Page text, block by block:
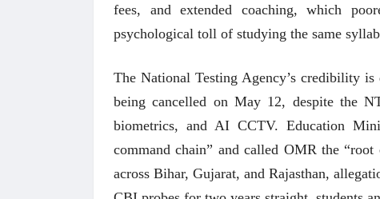
fees, and extended coaching, which
psychological toll of studying the same
The National Testing Agency’s credibility
being cancelled on May 12, despite the
biometrics, and AI CCTV. Education
command chain” and called OMR the
across Bihar, Gujarat, and Rajasthan,